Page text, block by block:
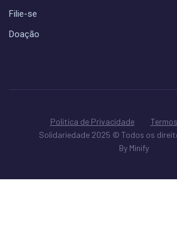
Filie-se
Doação
Política de Privacidade
Solidariedade 2025 © Todos os
By Minify